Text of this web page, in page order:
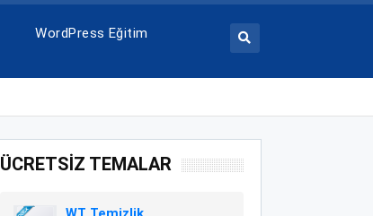
WordPress Eğitim
ÜCRETSİZ TEMALAR